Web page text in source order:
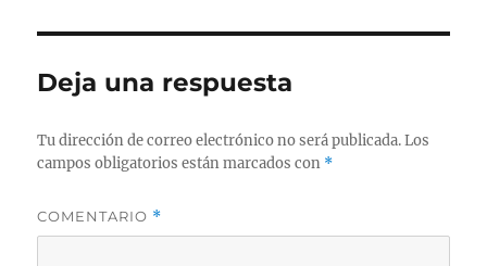
Deja una respuesta
Tu dirección de correo electrónico no será publicada. Los
campos obligatorios están marcados con *
COMENTARIO *